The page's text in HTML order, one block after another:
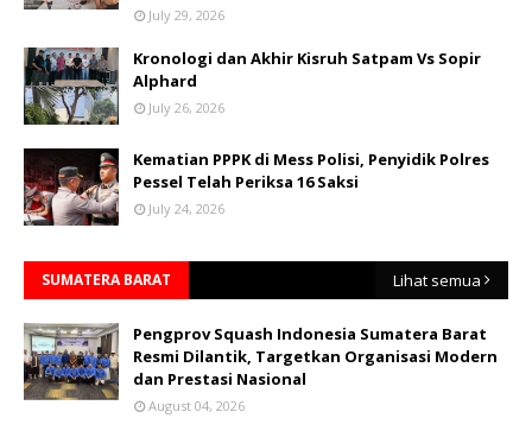
July 29, 2026
Kronologi dan Akhir Kisruh Satpam Vs Sopir
Alphard
July 26, 2026
Kematian PPPK di Mess Polisi, Penyidik Polres
Pessel Telah Periksa 16 Saksi
July 24, 2026
SUMATERA BARAT Lihat semua
Pengprov Squash Indonesia Sumatera Barat
Resmi Dilantik, Targetkan Organisasi Modern
dan Prestasi Nasional
August 04, 2026